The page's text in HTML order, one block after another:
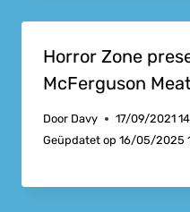
Horror Zone
McFerguson
Door Davy
17/09/2021
Geüpdatet op 16/05/2025